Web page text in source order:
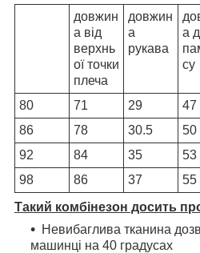
довжин
а від
верхнь
ої точки
плеча
довжин
а
рукава
а
су
80 71 29 47
86
78 30.5 50
92
84 35 53
98
86 37 55
Такий комбінезон досить
Невибаглива тканина
машинці на 40 градусах